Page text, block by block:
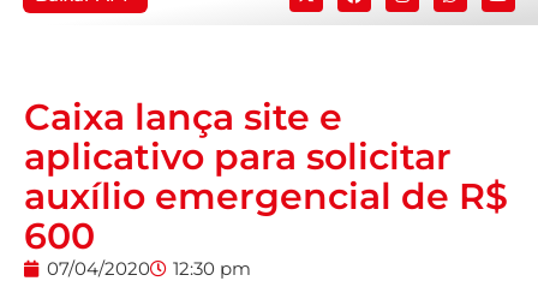
Caixa lança site e
aplicativo para solicitar
auxílio emergencial de R$
600
07/04/2020 12:30 pm